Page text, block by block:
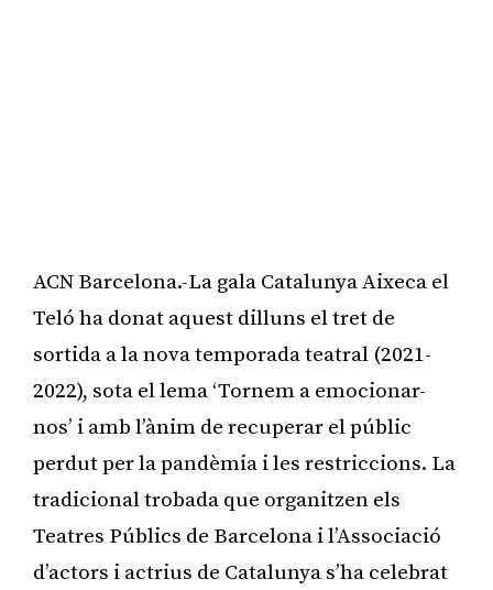
ACN Barcelona.-La gala Catalunya Aixeca el
Teló ha donat aquest dilluns el tret de
sortida a la nova temporada teatral (2021-
2022), sota el lema ‘Tornem a emocionar-
nos’ i amb l’ànim de recuperar el públic
perdut per la pandèmia i les restriccions. La
tradicional trobada que organitzen els
Teatres Públics de Barcelona i l’Associació
d’actors i actrius de Catalunya s’ha celebrat